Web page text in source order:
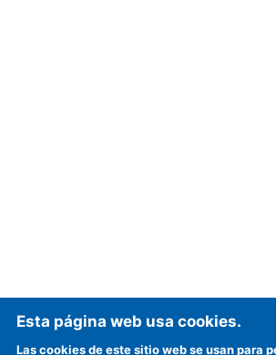
Esta página web usa cookies.
Las cookies de este sitio web se usan para